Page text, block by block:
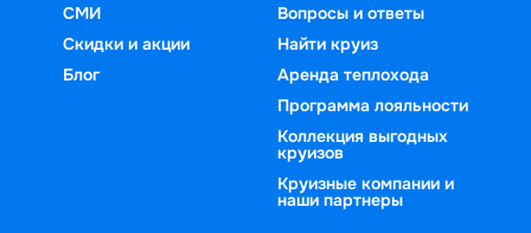
СМИ
Скидки и акции
Блог
Вопросы и ответы
Найти круиз
Аренда теплохода
Программа лояльности
Коллекция выгодных
круизов
Круизные компании и
наши партнеры